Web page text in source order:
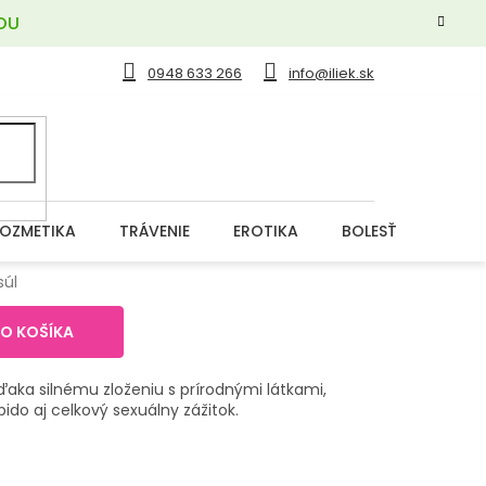
0948 633 266 info@iliek.sk
TRÁVENIE EROTIKA BOLESŤ
KOŠÍKA
silnému zloženiu s prírodnými látkami,
aj celkový sexuálny zážitok.